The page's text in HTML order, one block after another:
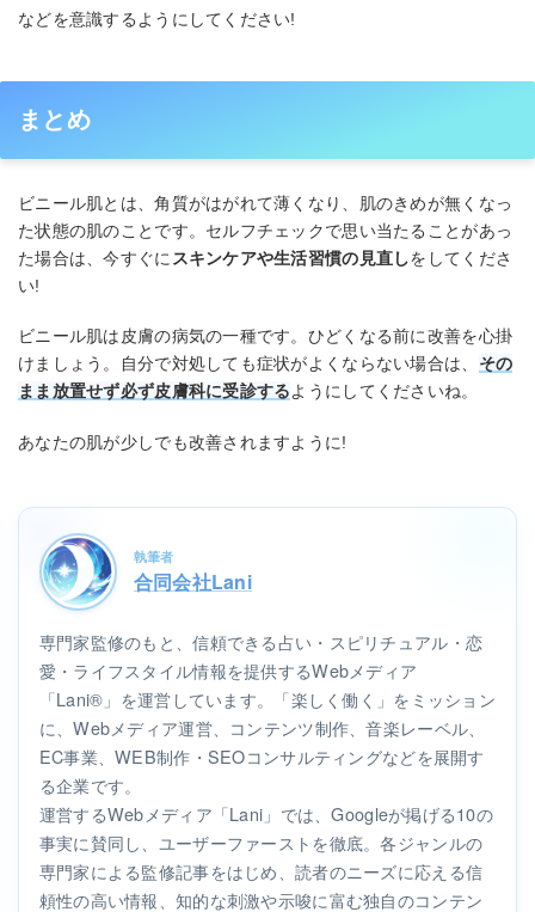
などを意識するようにしてください!
まとめ
ビニール肌とは、角質がはがれて薄くなり、肌のきめが無くなっ
た状態の肌のことです。セルフチェックで思い当たることがあっ
た場合は、今すぐに スキンケアや生活習慣の見直しをしてくださ
い!
ビニール肌は皮膚の病気の一種です。ひどくなる前に改善を心掛
けましょう。自分で対処しても症状がよくならない場合は、 その
まま放置せず必ず皮膚科に受診するようにしてくださいね。
あなたの肌が少しでも改善されますように!
執筆者
合同会社Lani
専門家監修のもと、信頼できる占い・スピリチュアル・恋
愛・ライフスタイル情報を提供するWebメディア
「Lani®」を運営しています。「楽しく働く」をミッション
に、Webメディア運営、コンテンツ制作、音楽レーベル、
EC事業、WEB制作・SEOコンサルティングなどを展開す
る企業です。
運営するWebメディア「Lani」では、Googleが掲げる10の
事実に賛同し、ユーザーファーストを徹底。各ジャンルの
専門家による監修記事をはじめ、読者のニーズに応える信
頼性の高い情報、知的な刺激や示唆に富む独自のコンテン